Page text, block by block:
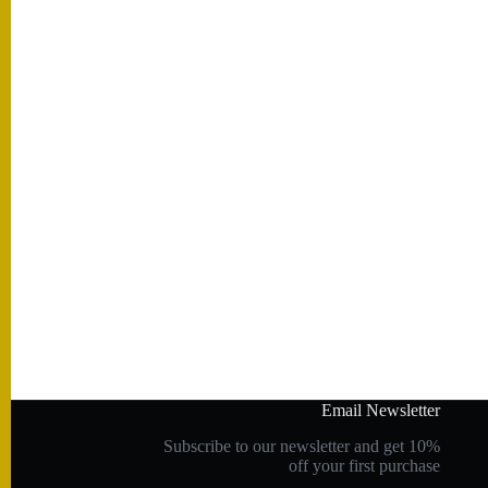
Email Newsletter
Subscribe to our newsletter and get 10%
off your first purchase